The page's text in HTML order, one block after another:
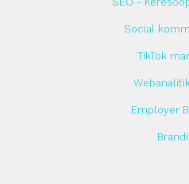
Social
TikTok
Employer